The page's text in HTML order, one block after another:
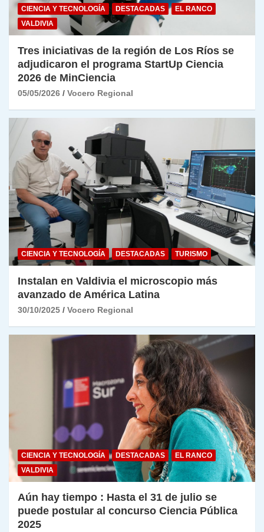
CIENCIA Y TECNOLOGÍA DESTACADAS
EL RANCO
VALDIVIA
Tres iniciativas de la región de Los Ríos se
adjudicaron el programa StartUp Ciencia
2026 de MinCiencia
05/05/2026 Vocero Regional
CIENCIA Y TECNOLOGÍA DESTACADAS TURISMO
Instalan en Valdivia el microscopio más
avanzado de América Latina
30/10/2025 Vocero Regional
CIENCIA Y TECNOLOGÍA DESTACADAS
EL RANCO
VALDIVIA
Aún hay tiempo : Hasta el 31 de julio se
puede postular al concurso Ciencia Pública
2025